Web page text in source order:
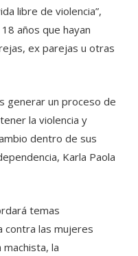
libre de violencia”,
años que hayan
ex parejas u otras
generar un proceso de
la violencia y
dentro de sus
Karla Paola
temas
contra las mujeres
la